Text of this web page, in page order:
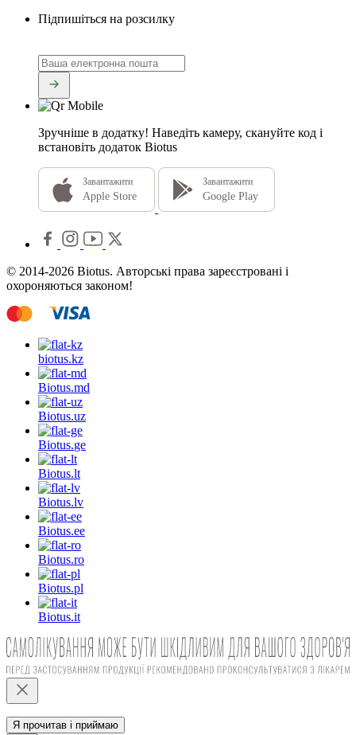
Підпишіться на розсилку
Зручніше в додатку! Наведіть камеру, скануйте код і
встановіть додаток Biotus
Завантажити
Apple Store
Завантажити
Google Play
© 2014-2026 Biotus. Авторські права зареєстровані і
охороняються законом!
biotus.kz
Biotus.md
Biotus.uz
Biotus.ge
Biotus.lt
Biotus.lv
Biotus.ee
Biotus.ro
Biotus.pl
Biotus.it
Я прочитав і приймаю